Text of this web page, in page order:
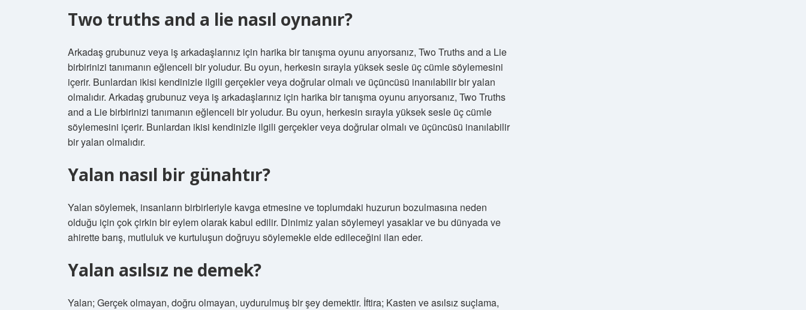
Two truths and a lie nasıl oynanır?
Arkadaş grubunuz veya iş arkadaşlarınız için harika bir tanışma oyunu arıyorsanız, Two Truths and a Lie
birbirinizi tanımanın eğlenceli bir yoludur. Bu oyun, herkesin sırayla yüksek sesle üç cümle söylemesini
içerir. Bunlardan ikisi kendinizle ilgili gerçekler veya doğrular olmalı ve üçüncüsü inanılabilir bir yalan
olmalıdır. Arkadaş grubunuz veya iş arkadaşlarınız için harika bir tanışma oyunu arıyorsanız, Two Truths
and a Lie birbirinizi tanımanın eğlenceli bir yoludur. Bu oyun, herkesin sırayla yüksek sesle üç cümle
söylemesini içerir. Bunlardan ikisi kendinizle ilgili gerçekler veya doğrular olmalı ve üçüncüsü inanılabilir
bir yalan olmalıdır.
Yalan nasıl bir günahtır?
Yalan söylemek, insanların birbirleriyle kavga etmesine ve toplumdaki huzurun bozulmasına neden
olduğu için çok çirkin bir eylem olarak kabul edilir. Dinimiz yalan söylemeyi yasaklar ve bu dünyada ve
ahirette barış, mutluluk ve kurtuluşun doğruyu söylemekle elde edileceğini ilan eder.
Yalan asılsız ne demek?
Yalan; Gerçek olmayan, doğru olmayan, uydurulmuş bir şey demektir. İftira; Kasten ve asılsız suçlama,